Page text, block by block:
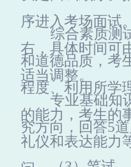
序进入考场面试
右，具体时间可
适当调整。
综合素质测
和道德品质，考
程度、利用所学
的能力，考生的
礼仪和表达能力
专业基础知
究方向，回答5